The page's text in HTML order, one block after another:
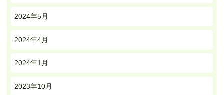
2024年5月
2024年4月
2024年1月
2023年10月